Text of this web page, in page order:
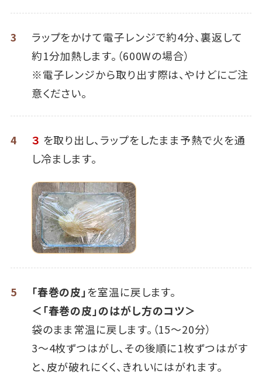
3
ラップをかけて電子レンジで約4分、裏返して
約1分加熱します。（600Wの場合）
※電子レンジから取り出す際は、やけどにご注
意ください。
4 ３ を取り出し、ラップをしたまま予熱で火を通
し冷まします。
5 「春巻の皮」を室温に戻します。
＜「春巻の皮」のはがし方のコツ＞
袋のまま常温に戻します。（15～20分）
3～4枚ずつはがし、その後順に1枚ずつはがす
と、皮が破れにくく、きれいにはがれます。